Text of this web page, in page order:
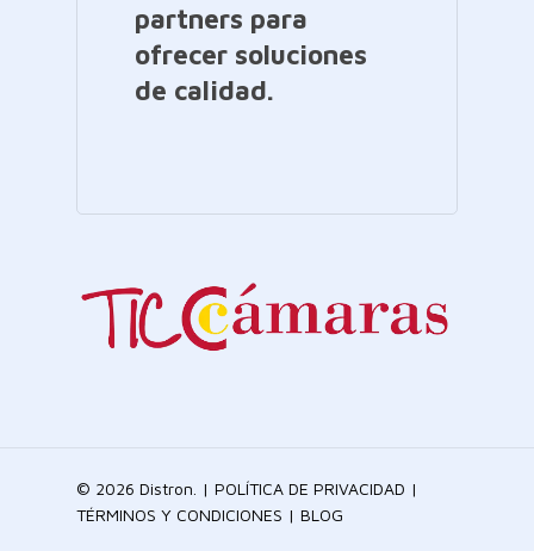
partners para
ofrecer soluciones
de calidad.
© 2026 Distron. | POLÍTICA DE PRIVACIDAD |
TÉRMINOS Y CONDICIONES | BLOG